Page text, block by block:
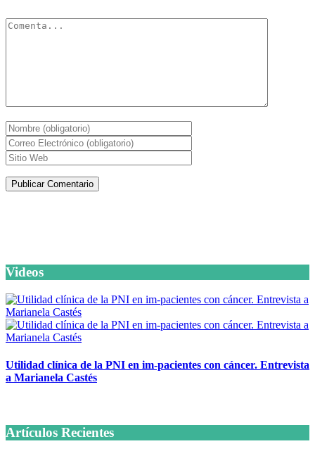
Videos
Utilidad clínica de la PNI en im-pacientes con cáncer. Entrevista
a Marianela Castés
Artículos Recientes